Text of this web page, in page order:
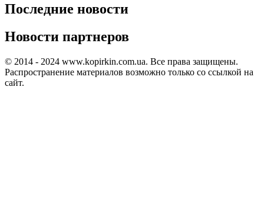
Последние новости
Новости партнеров
© 2014 - 2024 www.kopirkin.com.ua. Все права защищены.
Распространение материалов возможно только со ссылкой на
сайт.